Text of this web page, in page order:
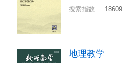
搜索指数: 18609
地理教学